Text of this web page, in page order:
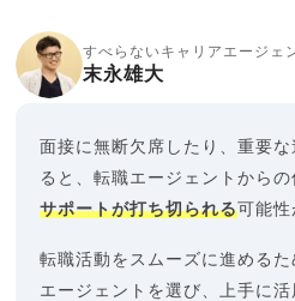
すべらないキャリアエージェ
末永雄大
面接に無断欠席したり、重要
ると、転職エージェントからの
サポートが打ち切られる可能性
転職活動をスムーズに進める
エージェントを選び、上手に